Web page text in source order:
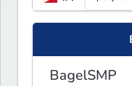
BagelSMP